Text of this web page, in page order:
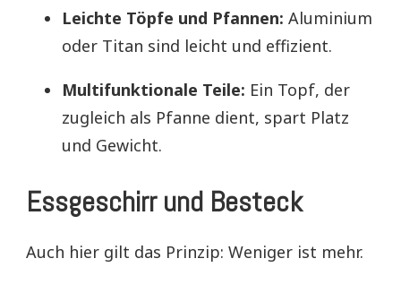
Leichte Töpfe und Pfannen: Aluminium
oder Titan sind leicht und effizient.
Multifunktionale Teile: Ein Topf, der
zugleich als Pfanne dient, spart Platz
und Gewicht.
Essgeschirr und Besteck
Auch hier gilt das Prinzip: Weniger ist mehr.